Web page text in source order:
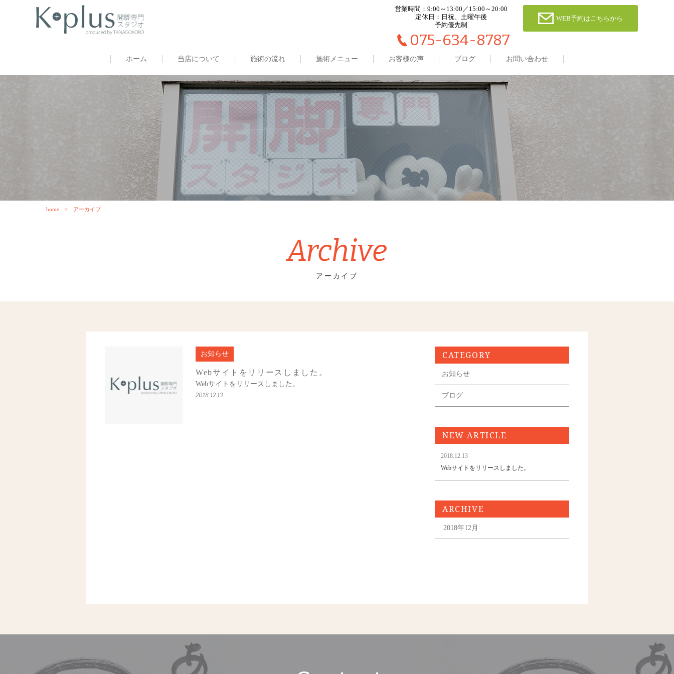
営業時間：9:00～13:00／15:00～20:00
定休日：日祝、土曜午後
予約優先制
075-634-8787
WEB予約はこちらから
ホーム 当店について 施術の流れ 施術メニュー お客様の声 ブログ お問い合わせ
home アーカイブ
Archive
アーカイブ
お知らせ
Webサイトをリリースしました。
Webサイトをリリースしました。
2018.12.13
CATEGORY
お知らせ
ブログ
NEW ARTICLE
2018.12.13
Webサイトをリリースしました。
ARCHIVE
2018年12月